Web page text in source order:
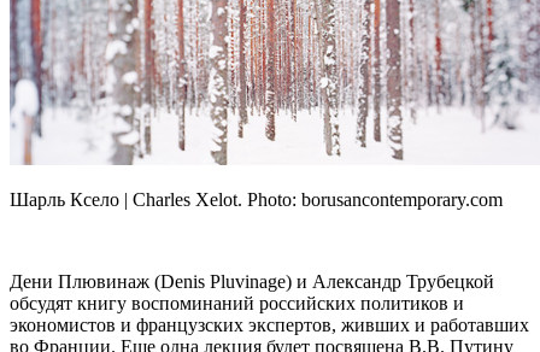
Шарль Ксело | Charles Xelot. Photo: borusancontemporary.com
Дени Плювинаж (Denis Pluvinage) и Александр Трубецкой
обсудят книгу воспоминаний российских политиков и
экономистов и французских экспертов, живших и работавших
во Франции. Еще одна лекция будет посвящена В.В. Путину